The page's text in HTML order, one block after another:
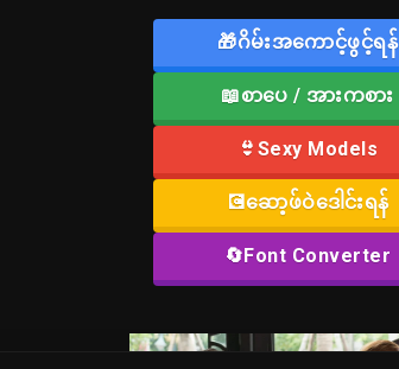
🎁ဂိမ်းအကောင့်ဖွင့်ရန်
📖စာပေ / အားကစား
👙Sexy Models
💽ဆော့ဖ်ဝဲဒေါင်းရန်
🔄Font Converter